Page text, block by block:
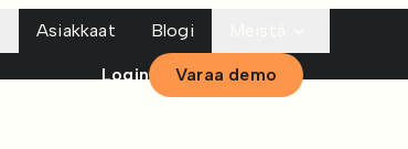
Asiakkaat Blogi
Login Varaa demo